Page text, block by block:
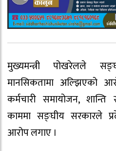
मुख्यमन्त्री पोखरेलले
मानसिकतामा अल्झिएको
कर्मचारी समायोजन,
काममा सङ्घीय सरकारले
आरोप लगाए ।